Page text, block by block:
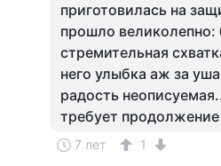
приготовилась на
прошло великолепно:
стремительная
него улыбка аж за
радость
требует продолжение
7 лет 1